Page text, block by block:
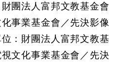
團法人富邦文教基金會
事業基金會／先決影像
：財團法人富邦文教基
文化事業基金會／先決